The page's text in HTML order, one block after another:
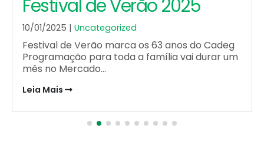
Festival de Verão 2025
10/01/2025 | Uncategorized
Festival de Verão marca os 63 anos do Cadeg
Programação para toda a família vai durar um
mês no Mercado...
Leia Mais